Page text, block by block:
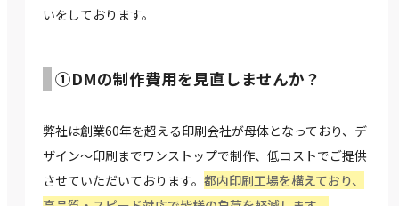
いをしております。
①DMの制作費用を見直しませんか？
弊社は創業60年を超える印刷会社が母体となっており、デ
ザイン～印刷までワンストップで制作、低コストでご提供
させていただいております。 都内印刷工場を構えており、